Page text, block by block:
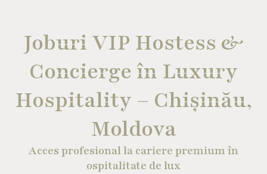
Joburi VIP Hostess &
Concierge în Luxury
Hospitality – Chișinău,
Moldova
Acces profesional la cariere premium în
ospitalitate de lux